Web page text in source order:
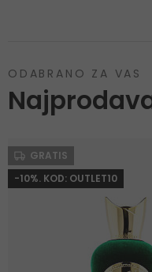
ODABRANO ZA VAS
GRATIS
-10%. KOD: OUTLET10